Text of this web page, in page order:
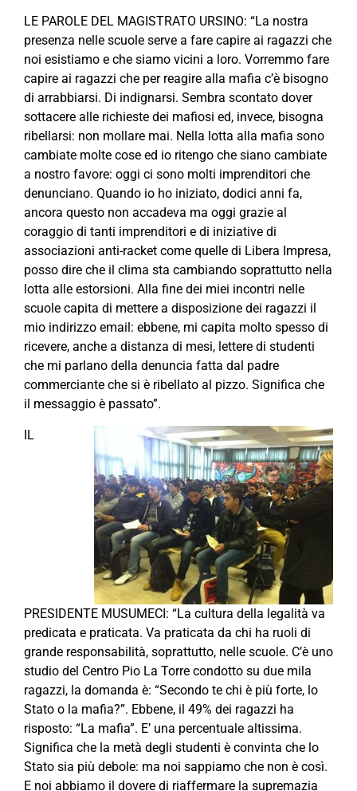
LE PAROLE DEL MAGISTRATO URSINO: “La nostra
presenza nelle scuole serve a fare capire ai ragazzi che
noi esistiamo e che siamo vicini a loro. Vorremmo fare
capire ai ragazzi che per reagire alla mafia c’è bisogno
di arrabbiarsi. Di indignarsi. Sembra scontato dover
sottacere alle richieste dei mafiosi ed, invece, bisogna
ribellarsi: non mollare mai. Nella lotta alla mafia sono
cambiate molte cose ed io ritengo che siano cambiate
a nostro favore: oggi ci sono molti imprenditori che
denunciano. Quando io ho iniziato, dodici anni fa,
ancora questo non accadeva ma oggi grazie al
coraggio di tanti imprenditori e di iniziative di
associazioni anti-racket come quelle di Libera Impresa,
posso dire che il clima sta cambiando soprattutto nella
lotta alle estorsioni. Alla fine dei miei incontri nelle
scuole capita di mettere a disposizione dei ragazzi il
mio indirizzo email: ebbene, mi capita molto spesso di
ricevere, anche a distanza di mesi, lettere di studenti
che mi parlano della denuncia fatta dal padre
commerciante che si è ribellato al pizzo. Significa che
il messaggio è passato”.
IL
PRESIDENTE MUSUMECI: “La cultura della legalità va
predicata e praticata. Va praticata da chi ha ruoli di
grande responsabilità, soprattutto, nelle scuole. C’è uno
studio del Centro Pio La Torre condotto su due mila
ragazzi, la domanda è: “Secondo te chi è più forte, lo
Stato o la mafia?”. Ebbene, il 49% dei ragazzi ha
risposto: “La mafia”. E’ una percentuale altissima.
Significa che la metà degli studenti è convinta che lo
Stato sia più debole: ma noi sappiamo che non è così.
E noi abbiamo il dovere di riaffermare la supremazia